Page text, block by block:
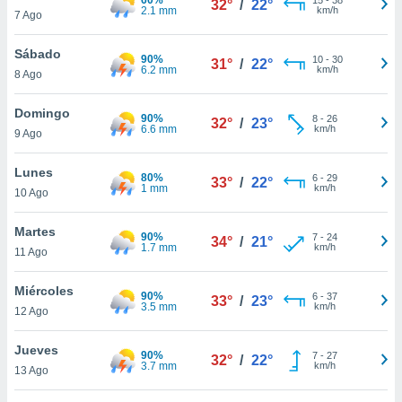
más
nuestra
y
de
disponible
cookies
aceptar
7 Ago
2.1 mm
32° / 22°
km/h
Sábado
8 Ago
90%
6.2 mm
31° / 22° 10- 30
km/h
Domingo
9 Ago
90%
6.6 mm
32° / 23° 8- 26
km/h
Lunes
10 Ago
80%
1 mm
33° / 22° 6- 29
km/h
Martes
11 Ago
90%
1.7 mm
34° / 21° 7- 24
km/h
Miércoles
12 Ago
90%
3.5 mm
33° / 23° 6- 37
km/h
Jueves
13 Ago
90%
3.7 mm
32° / 22° 7- 27
km/h